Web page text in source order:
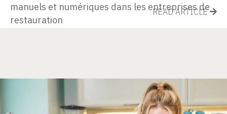
manuels et numériques dans les entreprises de
restauration
READ ARTICLE